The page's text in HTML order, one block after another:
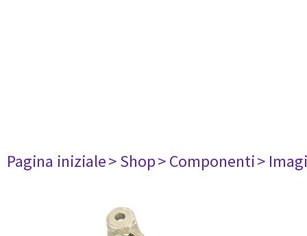
Pagina iniziale> Shop> Componenti>